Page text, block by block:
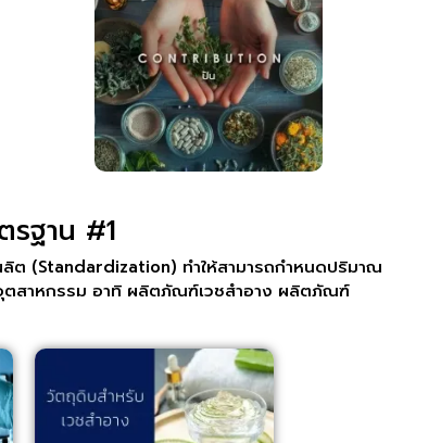
ฐาน #1
ต (Standardization) ทำให้สามารถกำหนดปริมาณ
ตสาหกรรม อาทิ ผลิตภัณฑ์เวชสำอาง ผลิตภัณฑ์